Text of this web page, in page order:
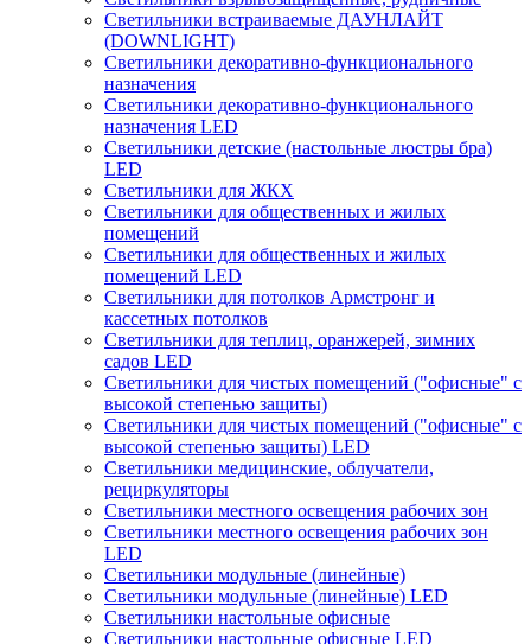
Светильники встраиваемые ДАУНЛАЙТ
(DOWNLIGHT)
Светильники декоративно-функционального
назначения
Светильники декоративно-функционального
назначения LED
Светильники детские (настольные люстры бра)
LED
Светильники для ЖКХ
Светильники для общественных и жилых
помещений
Светильники для общественных и жилых
помещений LED
Светильники для потолков Армстронг и
кассетных потолков
Светильники для теплиц, оранжерей, зимних
садов LED
Светильники для чистых помещений ("офисные" с
высокой степенью защиты)
Светильники для чистых помещений ("офисные" с
высокой степенью защиты) LED
Светильники медицинские, облучатели,
рециркуляторы
Светильники местного освещения рабочих зон
Светильники местного освещения рабочих зон
LED
Светильники модульные (линейные)
Светильники модульные (линейные) LED
Светильники настольные офисные
Светильники настольные офисные LED